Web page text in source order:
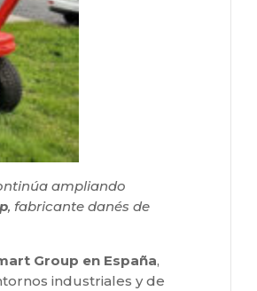
ampliando
, fabricante danés de
Group en España,
industriales y de